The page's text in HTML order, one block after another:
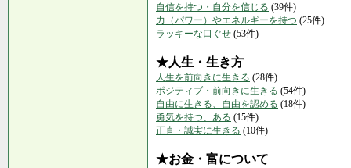
自信を持つ・自分を信じる (39件)
力（パワー）やエネルギーを持つ (25件)
ラッキーな口ぐせ (53件)
★人生・生き方
人生を前向きに生きる (28件)
ポジティブ・前向きに生きる (54件)
自由に生きる、自由を認める (18件)
勇気を持つ、ある (15件)
正直・誠実に生きる (10件)
★お金・富について